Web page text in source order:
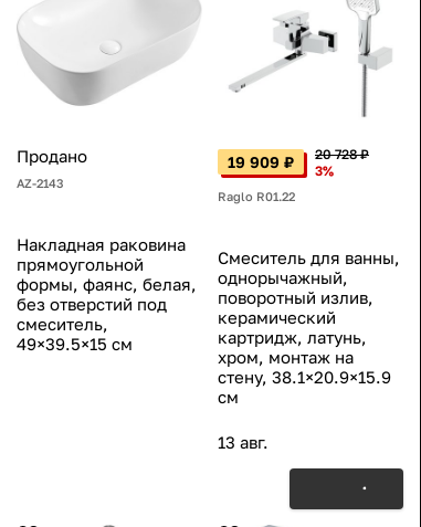
Продано
AZ-2143
Накладная раковина
прямоугольной
формы, фаянс, белая,
без отверстий под
смеситель,
49×39.5×15 см
19 909 ₽
20 728 ₽
3%
Raglo R01.22
Смеситель для ванны,
однорычажный,
поворотный излив,
керамический
картридж, латунь,
хром, монтаж на
стену, 38.1×20.9×15.9
см
13 авг.